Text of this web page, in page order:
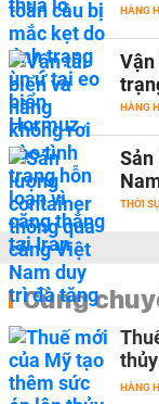
HÀNG
HÀNG
THỜI
Cùng
HÀNG